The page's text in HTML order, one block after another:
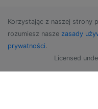
Korzystając z naszej strony
rozumiesz nasze zasady
prywatności.
Licensed